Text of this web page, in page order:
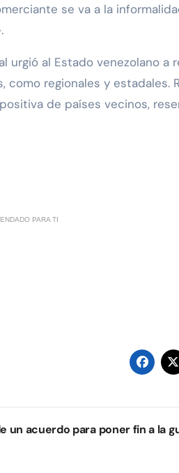
se va a la
urgió al Estado venezolano
como regionales y
de países vecinos,
PARA TI
un acuerdo para poner fin a la